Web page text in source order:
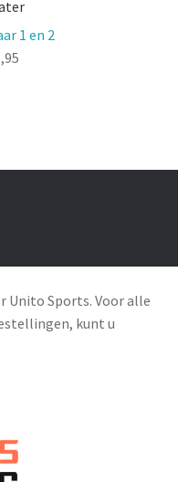
1 en 2
Unito Sports. Voor alle
kunt u